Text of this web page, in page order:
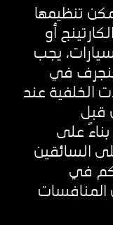
تنظيمها
أو
يجب
في
الخلفية عند
قبل
على
السائقين
في
المنافسات